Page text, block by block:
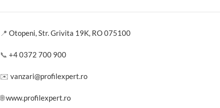
📍 Otopeni, Str. Grivita 19K, RO 075100
📞 +4 0372 700 900
✉️ vanzari@profilexpert.ro
🌐www.profilexpert.ro